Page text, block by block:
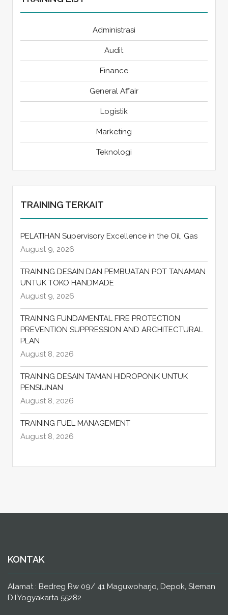
Administrasi
Audit
Finance
General Affair
Logistik
Marketing
Teknologi
TRAINING TERKAIT
PELATIHAN Supervisory Excellence in the Oil, Gas
August 9, 2026
TRAINING DESAIN DAN PEMBUATAN POT TANAMAN
UNTUK TOKO HANDMADE
August 9, 2026
TRAINING FUNDAMENTAL FIRE PROTECTION
PREVENTION SUPPRESSION AND ARCHITECTURAL
PLAN
August 8, 2026
TRAINING DESAIN TAMAN HIDROPONIK UNTUK
PENSIUNAN
August 8, 2026
TRAINING FUEL MANAGEMENT
August 8, 2026
KONTAK
Alamat : Bedreg Rw 09/ 41 Maguwoharjo, Depok, Sleman
D.I.Yogyakarta 55282